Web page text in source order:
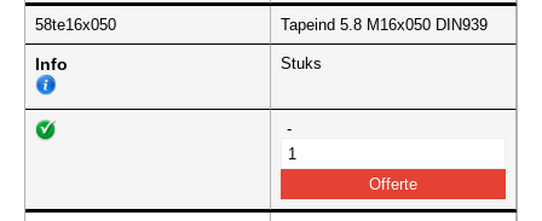
58te16x050 Tapeind 5.8 M16x050 DIN939
Info Stuks
-